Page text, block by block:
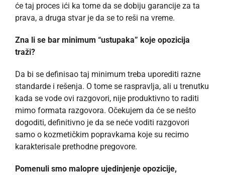
će taj proces ići ka tome da se dobiju garancije za ta
prava, a druga stvar je da se to reši na vreme.
Zna li se bar minimum “ustupaka” koje opozicija
traži?
Da bi se definisao taj minimum treba uporediti razne
standarde i rešenja. O tome se raspravlja, ali u trenutku
kada se vode ovi razgovori, nije produktivno to raditi
mimo formata razgovora. Očekujem da će se nešto
dogoditi, definitivno je da se neće voditi razgovori
samo o kozmetičkim popravkama koje su recimo
karakterisale prethodne pregovore.
Pomenuli smo malopre ujedinjenje opozicije,